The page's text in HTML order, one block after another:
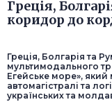
Греція,
коридор до
Греція, Болгарія та
мультимодального
Егейське море», який
автомагістралі та
українських та